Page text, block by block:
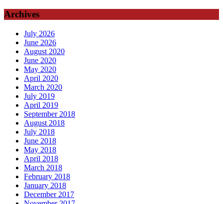
Archives
July 2026
June 2026
August 2020
June 2020
May 2020
April 2020
March 2020
July 2019
April 2019
September 2018
August 2018
July 2018
June 2018
May 2018
April 2018
March 2018
February 2018
January 2018
December 2017